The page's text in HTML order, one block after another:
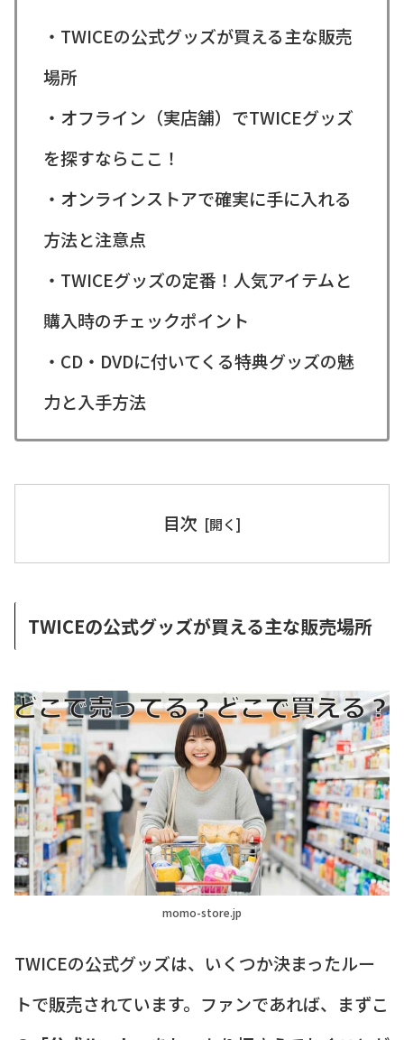
・TWICEの公式グッズが買える主な販売
場所
・オフライン（実店舗）でTWICEグッズ
を探すならここ！
・オンラインストアで確実に手に入れる
方法と注意点
・TWICEグッズの定番！人気アイテムと
購入時のチェックポイント
・CD・DVDに付いてくる特典グッズの魅
力と入手方法
目次
TWICEの公式グッズが買える主な販売場所
momo-store.jp
TWICEの公式グッズは、いくつか決まったルー
トで販売されています。ファンであれば、まずこ